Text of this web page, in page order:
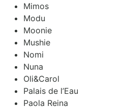
Mimos
Modu
Moonie
Mushie
Nomi
Nuna
Oli&Carol
Palais de l’Eau
Paola Reina